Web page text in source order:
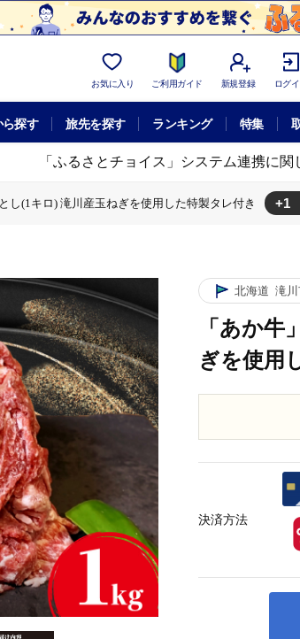
お気に入り ご利用ガイド 新規登録 ログ
探す 旅先を探す ランキング 特集
「ふるさとチョイス」システム連携に関
し(1キロ) 滝川産玉ねぎを使用した特製タレ付き +1
北海道 滝川
「あか
ぎを使用
決済方法